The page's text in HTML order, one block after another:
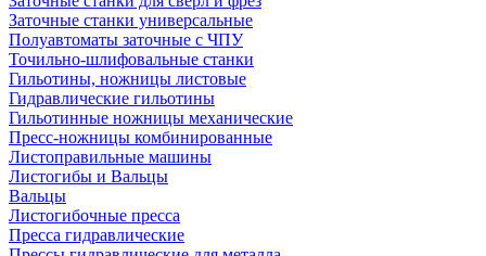
Заточные станки универсальные
Полуавтоматы заточные с ЧПУ
Точильно-шлифовальные станки
Гильотины, ножницы листовые
Гидравлические гильотины
Гильотинные ножницы механические
Пресс-ножницы комбинированные
Листоправильные машины
Листогибы и Вальцы
Вальцы
Листогибочные пресса
Пресса гидравлические